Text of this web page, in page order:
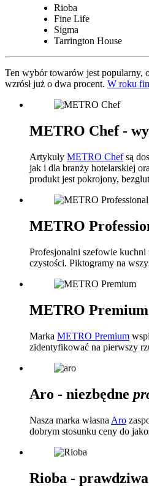
Rioba
Fine Life
Sigma
Tarrington House
Ten wybór towarów jest popularny,
wzrósł już o dwa procent. W roku
METRO Chef -
Artykuły METRO Chefsą
jak i dla branży hotelarskiej
produkt jest pokrojony,
METRO
Profesjonalni szefowie kuchni
czystości. Piktogramy na
METRO
Marka METRO Premium
zidentyfikować na pierwszy
Aro - niezbędne
Nasza marka własna Aro
dobrym stosunku ceny do
Rioba - prawdziwa